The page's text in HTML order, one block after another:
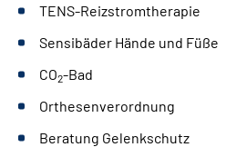
TENS-Reizstromtherapie
Sensibäder Hände und Füße
CO2-Bad
Orthesenverordnung
Beratung Gelenkschutz